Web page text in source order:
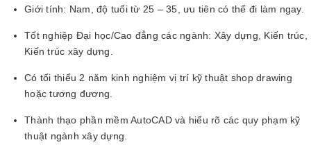
Giới tính: Nam, độ tuổi từ 25 – 35, ưu tiên có thể đi làm ngay.
Tốt nghiệp Đại học/Cao đẳng các ngành: Xây dựng, Kiến trúc,
Kiến trúc xây dựng.
Có tối thiểu 2 năm kinh nghiệm vị trí kỹ thuật shop drawing
hoặc tương đương.
Thành thạo phần mềm AutoCAD và hiểu rõ các quy phạm kỹ
thuật ngành xây dựng.